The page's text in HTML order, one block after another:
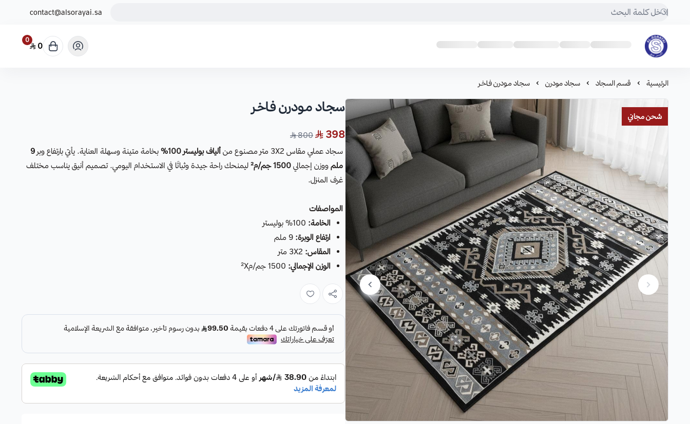
contact@alsorayai.sa
مفروشات السريع-اكبر متجر سجاد في المملكة
0
0
الرئيسية قسم السجاد سجاد مودرن سجـاد مـودرن فـاخـر
شحن مجاني
سجـاد مـودرن فـاخـر
398
800
سجاد عملي مقاس 3X2 متر مصنوع من
ألياف بوليستر 100% بخامة متينة وسهلة العناية. يأتي بارتفاع وبر 9
ملم ووزن إجمالي 1500 جم/م²
ليمنحك راحة جيدة وثباتًا في الاستخدام اليومي. تصميم أنيق يناسب مختلف
غرف المنزل.
المواصفات
الخامة:
ارتفاع الوبرة:
المقاس:
الوزن الإجمالي: